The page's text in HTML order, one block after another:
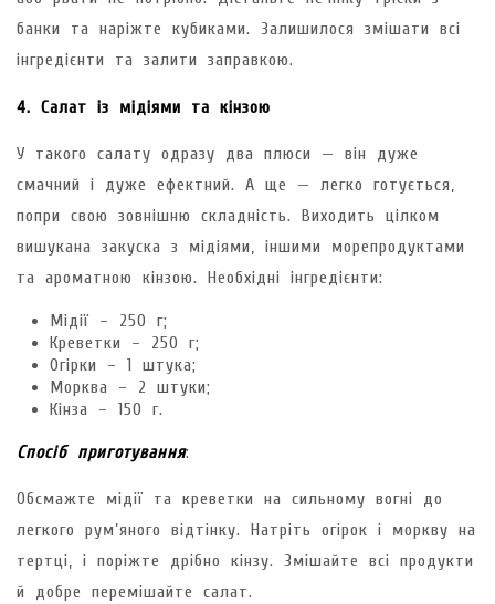
банки та наріжте кубиками. Залишилося змішати всі
інгредієнти та залити заправкою.
4. Салат із мідіями та кінзою
У такого салату одразу два плюси — він дуже
смачний і дуже ефектний. А ще — легко готується,
попри свою зовнішню складність. Виходить цілком
вишукана закуска з мідіями, іншими морепродуктами
та ароматною кінзою. Необхідні інгредієнти:
Мідії – 250 г;
Креветки – 250 г;
Огірки – 1 штука;
Морква – 2 штуки;
Кінза – 150 г.
Спосіб приготування:
Обсмажте мідії та креветки на сильному вогні до
легкого рум’яного відтінку. Натріть огірок і моркву на
тертці, і поріжте дрібно кінзу. Змішайте всі продукти
й добре перемішайте салат.